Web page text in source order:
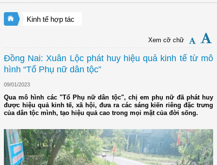
Kinh tế hợp tác
Xem cỡ chữ
Đồng Nai: Xuân Lộc phát huy hiệu quả kinh tế từ mô
hình “Tổ Phụ nữ dân tộc”
09/01/2023
Qua mô hình các "Tổ Phụ nữ dân tộc", chị em phụ nữ đã phát huy
được hiệu quả kinh tế, xã hội, đưa ra các sáng kiến riêng đặc trưng
của dân tộc mình, tạo hiệu quả cao trong mọi mặt của đời sống.